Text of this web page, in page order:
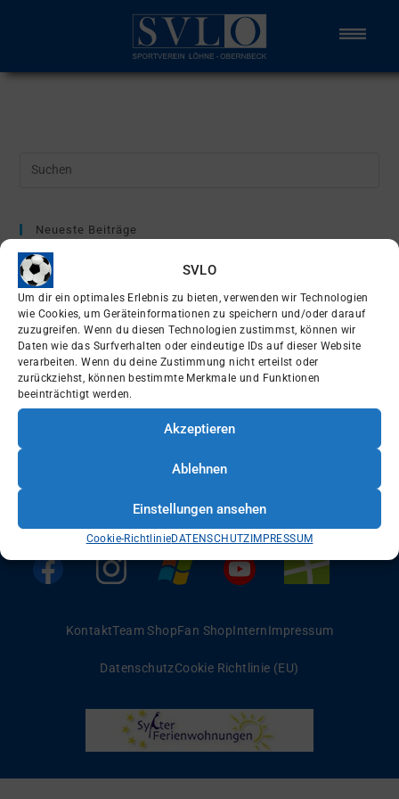
SVLO
Um dir ein optimales Erlebnis zu bieten, verwenden wir Technologien
wie Cookies, um Geräteinformationen zu speichern und/oder darauf
zuzugreifen. Wenn du diesen Technologien zustimmst, können wir
Daten wie das Surfverhalten oder eindeutige IDs auf dieser Website
verarbeiten. Wenn du deine Zustimmung nicht erteilst oder
zurückziehst, können bestimmte Merkmale und Funktionen
beeinträchtigt werden.
Akzeptieren
Ablehnen
Einstellungen ansehen
Cookie-RichtlinieDATENSCHUTZ IMPRESSUM
Neueste Beiträge
Enges Spiel verloren
Erste spielt um Supercup
EDEKA Foodservice Sportpark
Ü32 zieht ins Pokalfinale ein
Kirches & Günay neue Sponsoren
KontaktTeam ShopFan ShopInternImpressum
DatenschutzCookie Richtlinie (EU)